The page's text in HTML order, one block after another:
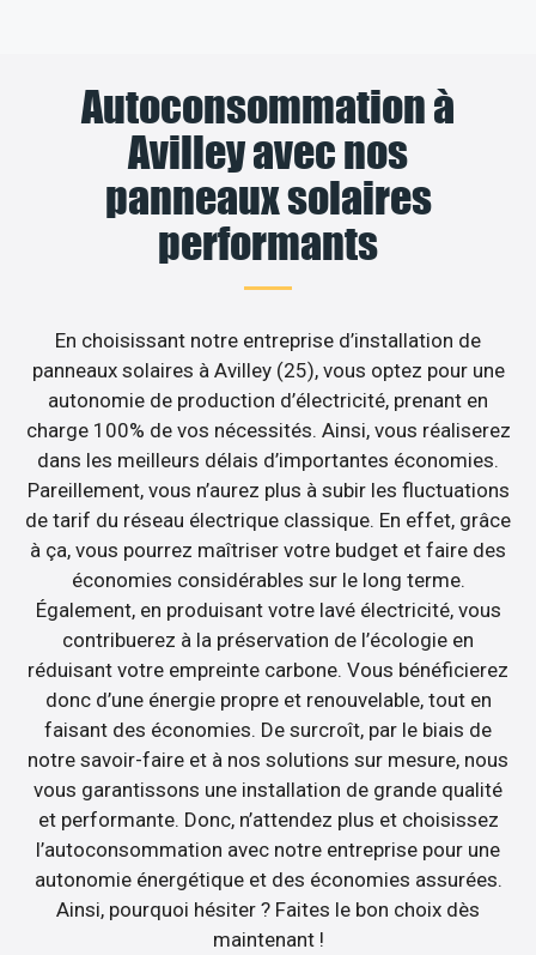
Autoconsommation à
Avilley avec nos
panneaux solaires
performants
En choisissant notre entreprise d’installation de
panneaux solaires à Avilley (25), vous optez pour une
autonomie de production d’électricité, prenant en
charge 100% de vos nécessités. Ainsi, vous réaliserez
dans les meilleurs délais d’importantes économies.
Pareillement, vous n’aurez plus à subir les fluctuations
de tarif du réseau électrique classique. En effet, grâce
à ça, vous pourrez maîtriser votre budget et faire des
économies considérables sur le long terme.
Également, en produisant votre lavé électricité, vous
contribuerez à la préservation de l’écologie en
réduisant votre empreinte carbone. Vous bénéficierez
donc d’une énergie propre et renouvelable, tout en
faisant des économies. De surcroît, par le biais de
notre savoir-faire et à nos solutions sur mesure, nous
vous garantissons une installation de grande qualité
et performante. Donc, n’attendez plus et choisissez
l’autoconsommation avec notre entreprise pour une
autonomie énergétique et des économies assurées.
Ainsi, pourquoi hésiter ? Faites le bon choix dès
maintenant !